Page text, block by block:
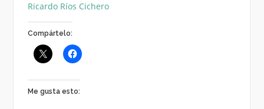
Ricardo Ríos Cichero
Compártelo:
Me gusta esto: